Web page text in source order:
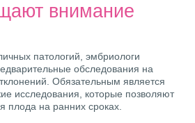
внимание
патологий, эмбриологи
обследования на
Обязательным является
исследования, которые позволяют
плода на ранних сроках.